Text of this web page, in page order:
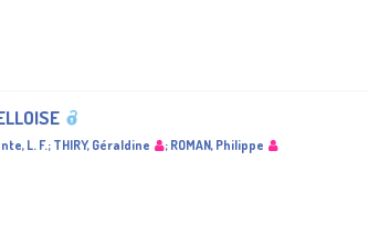
L. F.; THIRY, Géraldine ; ROMAN, Philippe